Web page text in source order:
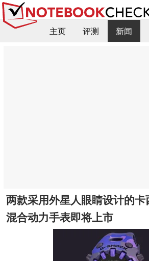
主页 评测
新闻
两款采用外星人眼睛设计的
混合动力手表即将上市